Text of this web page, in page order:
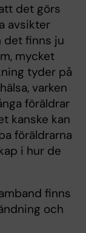
det görs
avsikter
det finns ju
mycket
tyder på
varken
föräldrar
kanske kan
föräldrarna
i hur de
finns
och